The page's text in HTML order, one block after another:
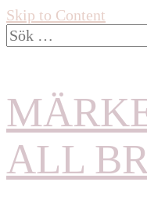
Skip to Content
Sök
efter:
ALL